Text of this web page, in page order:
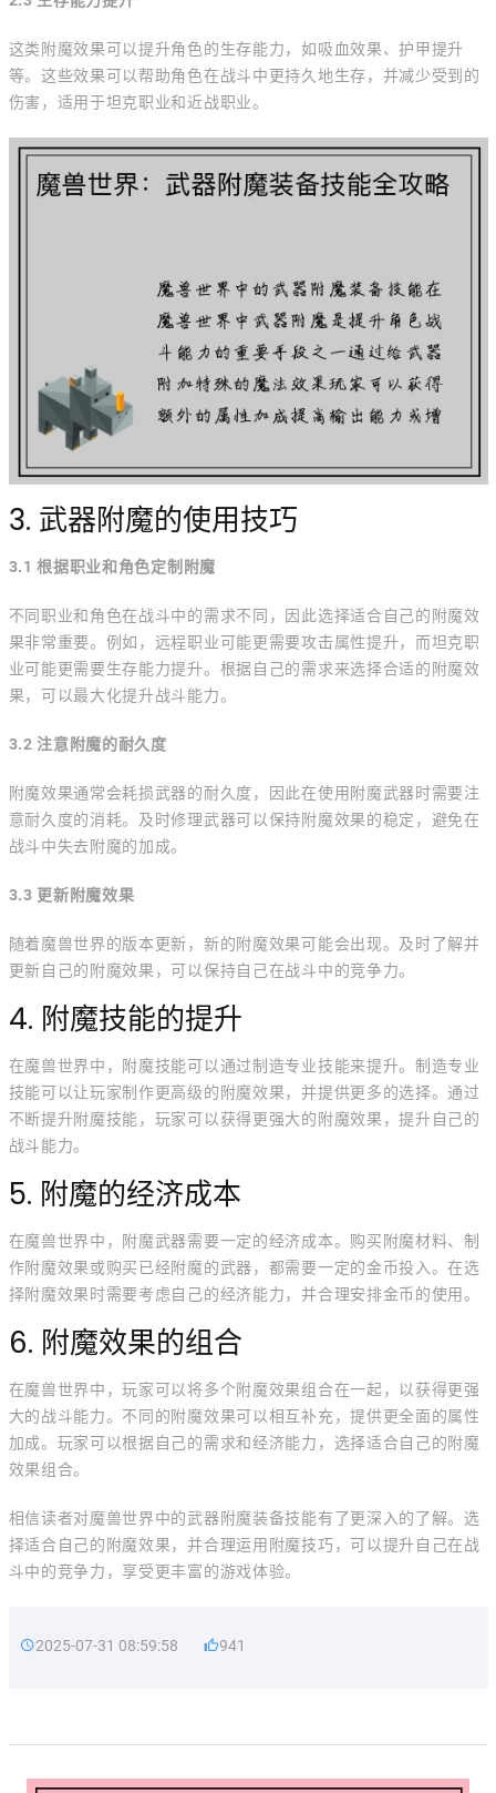
这类附魔效果可以提升角色的生存能力，如吸血效果、护甲提升
等。这些效果可以帮助角色在战斗中更持久地生存，并减少受到的
伤害，适用于坦克职业和近战职业。
3. 武器附魔的使用技巧
3.1 根据职业和角色定制附魔
不同职业和角色在战斗中的需求不同，因此选择适合自己的附魔效
果非常重要。例如，远程职业可能更需要攻击属性提升，而坦克职
业可能更需要生存能力提升。根据自己的需求来选择合适的附魔效
果，可以最大化提升战斗能力。
3.2 注意附魔的耐久度
附魔效果通常会耗损武器的耐久度，因此在使用附魔武器时需要注
意耐久度的消耗。及时修理武器可以保持附魔效果的稳定，避免在
战斗中失去附魔的加成。
3.3 更新附魔效果
随着魔兽世界的版本更新，新的附魔效果可能会出现。及时了解并
更新自己的附魔效果，可以保持自己在战斗中的竞争力。
4. 附魔技能的提升
在魔兽世界中，附魔技能可以通过制造专业技能来提升。制造专业
技能可以让玩家制作更高级的附魔效果，并提供更多的选择。通过
不断提升附魔技能，玩家可以获得更强大的附魔效果，提升自己的
战斗能力。
5. 附魔的经济成本
在魔兽世界中，附魔武器需要一定的经济成本。购买附魔材料、制
作附魔效果或购买已经附魔的武器，都需要一定的金币投入。在选
择附魔效果时需要考虑自己的经济能力，并合理安排金币的使用。
6. 附魔效果的组合
在魔兽世界中，玩家可以将多个附魔效果组合在一起，以获得更强
大的战斗能力。不同的附魔效果可以相互补充，提供更全面的属性
加成。玩家可以根据自己的需求和经济能力，选择适合自己的附魔
效果组合。
相信读者对魔兽世界中的武器附魔装备技能有了更深入的了解。选
择适合自己的附魔效果，并合理运用附魔技巧，可以提升自己在战
斗中的竞争力，享受更丰富的游戏体验。
2025-07-31 08:59:58 941